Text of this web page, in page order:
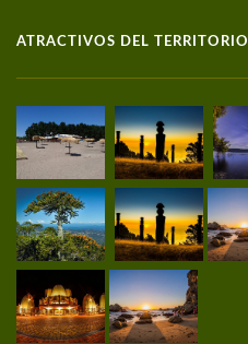
ATRACTIVOS DEL TERRITORIO